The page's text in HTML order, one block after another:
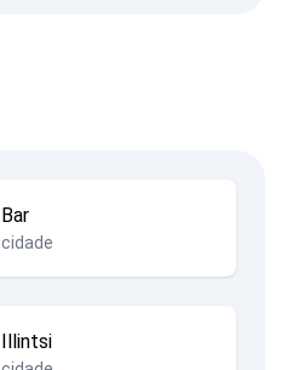
Bar
cidade
Illintsi